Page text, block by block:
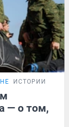
ИСТОРИИ
— о том,